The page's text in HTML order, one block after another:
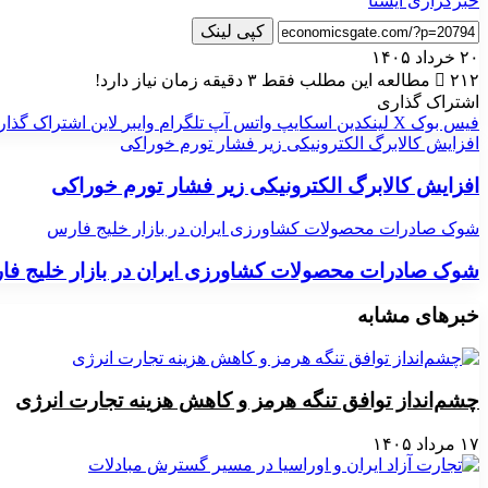
کپی لینک
۲۰ خرداد ۱۴۰۵
۲۱۲
مطالعه این مطلب فقط ۳ دقیقه زمان نیاز دارد!
اشتراک گذاری
فیس بوک X لینکدین اسکایپ واتس آپ تلگرام وایبر لاین اشتراک
افزایش کالابرگ الکترونیکی زیر فشار تورم خوراکی
افزایش کالابرگ الکترونیکی زیر فشار تورم خوراکی
شوک صادرات محصولات کشاورزی ایران در بازار خلیج فارس
شوک صادرات محصولات کشاورزی ایران در بازار خلیج
خبرهای مشابه
چشم‌انداز توافق تنگه هرمز و کاهش هزینه تجارت انرژی
۱۷ مرداد ۱۴۰۵